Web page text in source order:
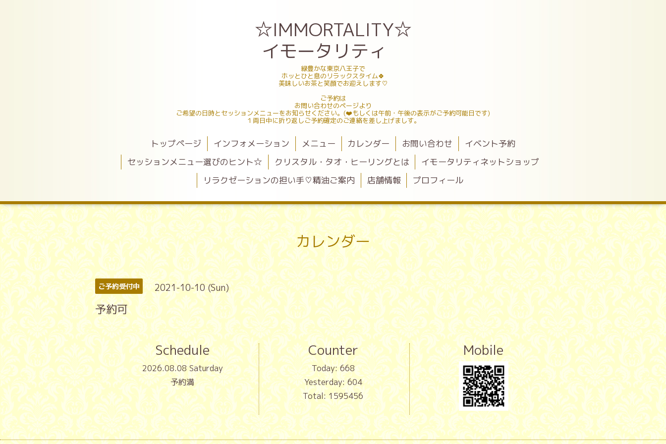
☆IMMORTALITY☆
イモータリティ
緑豊かな東京八王子で
ホッとひと息のリラックスタイム🍀
美味しいお茶と笑顔でお迎えします♡
ご予約は
お問い合わせのページより
ご希望の日時とセッションメニューをお知らせください。(❤️もしくは午前・午後の表示がご予約可能日です)
１両日中に折り返しご予約確定のご連絡を差し上げましす。
トップページ インフォメーション メニュー カレンダー お問い合わせ
イベント予約
セッションメニュー選びのヒント☆
クリスタル・タオ・ヒーリングとは
イモータリティネットショップ
リラクゼーションの担い手♡精油ご案内
店舗情報 プロフィール
カレンダー
ご予約受付中 2021-10-10 (Sun)
予約可
Schedule
2026.08.08 Saturday
予約満
Counter
Today:668
Yesterday:604
Total:1595456
Mobile